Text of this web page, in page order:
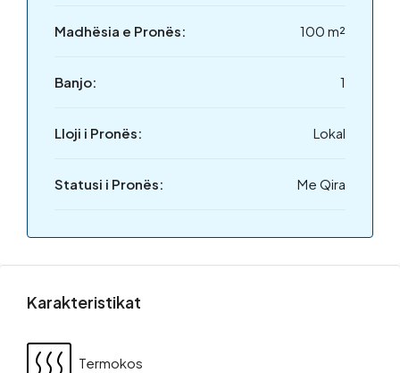
Madhësia e Pronës: 100 m²
Banjo: 1
Lloji i Pronës: Lokal
Statusi i Pronës: Me Qira
Karakteristikat
Termokos